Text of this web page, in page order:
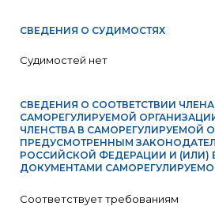
СВЕДЕНИЯ О СУДИМОСТЯХ
Судимостей нет
СВЕДЕНИЯ О СООТВЕТСТВИИ ЧЛЕНА
САМОРЕГУЛИРУЕМОЙ
ЧЛЕНСТВА В САМОРЕГУЛИРУЕМОЙ
ПРЕДУСМОТРЕННЫМ
РОССИЙСКОЙ ФЕДЕРАЦИИ И (ИЛИ)
ДОКУМЕНТАМИ
Соответствует требованиям